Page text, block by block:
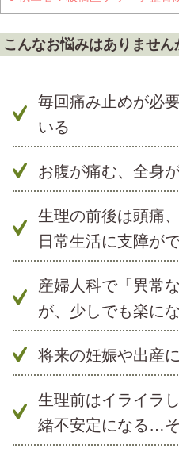
こんなお悩みはありません
毎回痛み止めが必
いる
お腹が痛む、全身
生理の前後は頭痛
日常生活に支障がで
産婦人科で「異常
が、少しでも楽に
将来の妊娠や出産
生理前はイライラ
緒不安定になる…そ